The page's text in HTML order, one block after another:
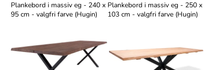
Plankebord i massiv eg - 240 x
95 cm - valgfri farve (Hugin)
Plankebord i massiv eg - 250 x
103 cm - valgfri farve (Hugin)